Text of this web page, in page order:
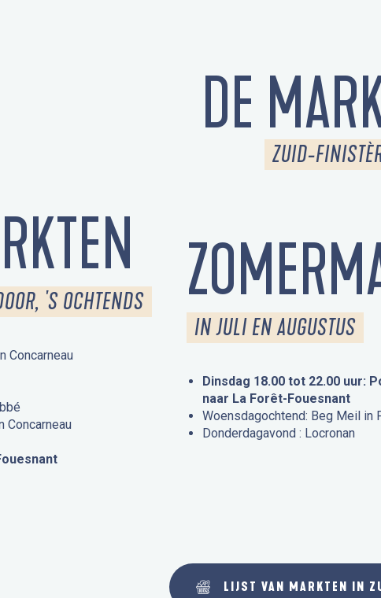
DE
ZUID-
'S OCHTENDS
Concarneau
Concarneau
IN JULI EN AUGUSTUS
Dinsdag 18.00 tot 22.00 uur:
naar La Forêt-Fouesnant
Woensdagochtend: Beg Meil in
Donderdagavond : Locronan
LIJST VAN MARKTEN IN